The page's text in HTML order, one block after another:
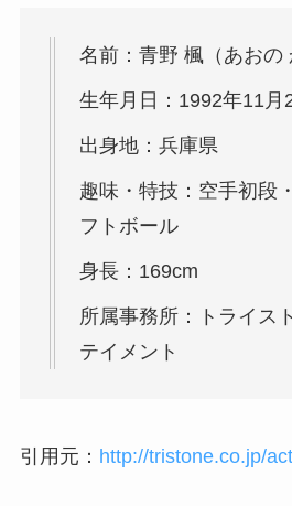
名前：青野 楓（あおの
生年月日：1992年11月
出身地：兵庫県
趣味・特技：空手初段
フトボール
身長：169cm
所属事務所：トライス
テイメント
引用元： http://tristone.co.jp/